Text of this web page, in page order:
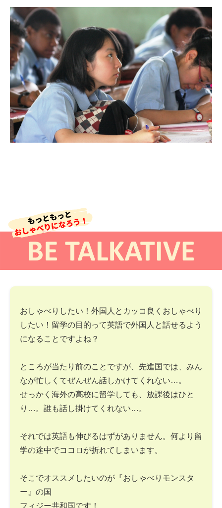
おしゃべりしたい！外国人とカッコ良くおしゃべり
したい！留学の目的って英語で外国人と話せるよう
になることですよね？
ところが当たり前のことですが、先進国では、みん
なが忙しくてぜんぜん話しかけてくれない…。
せっかく海外の高校に留学しても、放課後はひと
り…。誰も話し掛けてくれない…。
それでは英語も伸びるはずがありません。何より留
学の途中でココロが折れてしまいます。
そこでオススメしたいのが『おしゃべりモンスタ
ー』の国
フィジー共和国です！